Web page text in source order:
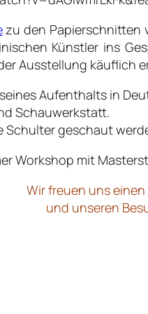
zu den Papierschnitten
Künstler ins
Ausstellung käuflich
Aufenthalts in
Schauwerkstatt.
Schulter geschaut
Workshop mit
Wir freuen uns
und unseren